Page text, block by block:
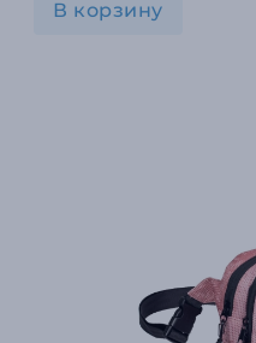
В корзину